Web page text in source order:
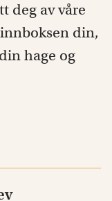
deg av våre
din,
hage og